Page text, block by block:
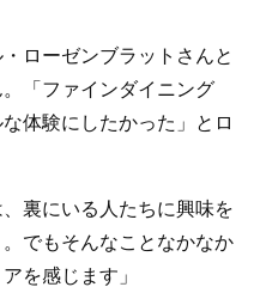
ローゼンブラットさんと
「ファインダイニング
体験にしたかった」とロ
裏にいる人たちに興味を
でもそんなことなかなか
を感じます」